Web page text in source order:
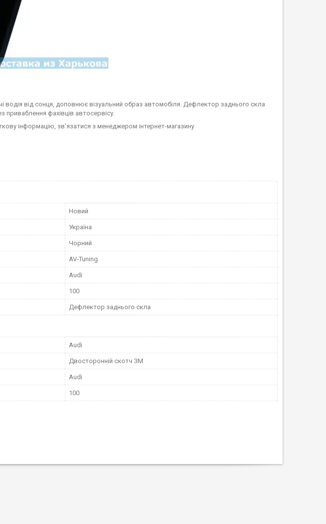
водія від сонця, доповнює візуальний образ автомобіля. Дефлектор заднього скла
фахівців автосервісу.
інформацію, зв'язатися з менеджером інтернет-магазину
Новий
Україна
Чорний
AV-Tuning
Audi
100
Дефлектор заднього скла
Audi
Двосторонній скотч ЗМ
Audi
100